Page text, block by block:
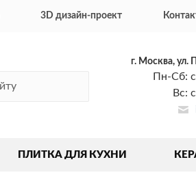
3D дизайн-проект
г. Москва, ул.
Пн-Сб:
Вс:
ПЛИТКА ДЛЯ КУХНИ